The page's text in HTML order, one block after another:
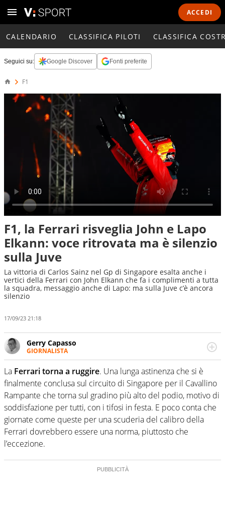
ACCEDI
CALENDARIO CLASSIFICA PILOTI CLASSIFICA
Seguici su: Google Discover Fonti preferite
F1
F1, la Ferrari risveglia John e Lapo
Elkann: voce ritrovata ma è silenzio
sulla Juve
La vittoria di Carlos Sainz nel Gp di Singapore esalta anche i
vertici della Ferrari con John Elkann che fa i complimenti a tutta
la squadra, messaggio anche di Lapo: ma sulla Juve c’è ancora
silenzio
17/09/23 21:18
Gerry Capasso
GIORNALISTA
Per lui gli sport americani non hanno segreti: basket,
football, baseball e la capacità innata di trovare la notizia
dove altri non vedono granché
La Ferrari torna a ruggire. Una lunga astinenza che si è
finalmente conclusa sul circuito di Singapore per il Cavallino
Rampante che torna sul gradino più alto del podio, motivo di
soddisfazione per tutti, con i tifosi in festa. E poco conta che
giornate come queste per una scuderia del calibro della
Ferrari dovrebbero essere una norma, piuttosto che
l’eccezione.